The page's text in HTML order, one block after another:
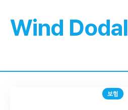
Wind Dodal
보험